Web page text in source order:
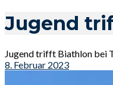
Jugend
Jugend trifft Biathlon bei
8. Februar 2023